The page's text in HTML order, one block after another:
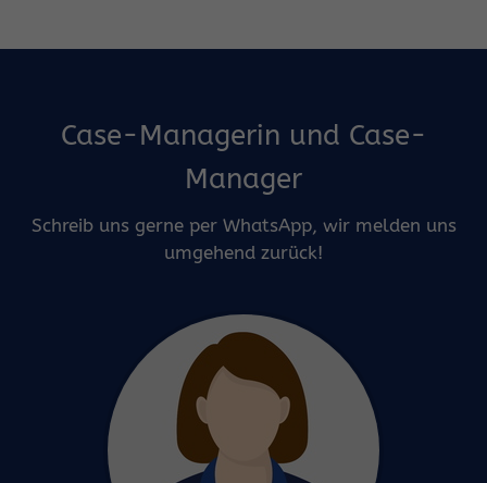
Case-Managerin und Case-
Manager
Schreib uns gerne per WhatsApp, wir melden uns
umgehend zurück!